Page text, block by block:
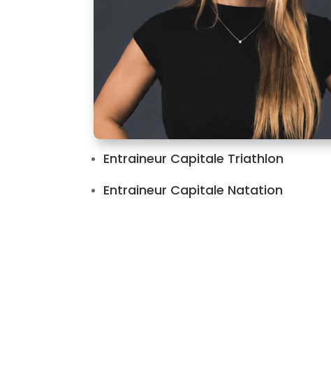
Entraineur Capitale Triathlon
Entraineur Capitale Natation